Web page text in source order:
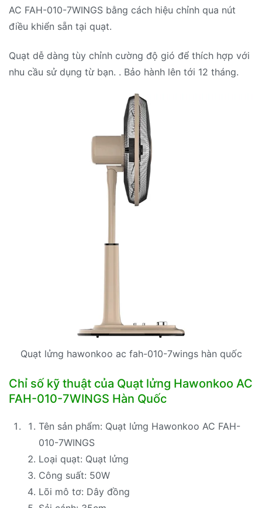
AC FAH-010-7WINGS bằng cách hiệu chỉnh qua nút
điều khiển sẵn tại quạt.
Quạt dễ dàng tùy chỉnh cường độ gió để thích hợp với
nhu cầu sử dụng từ bạn. . Bảo hành lên tới 12 tháng.
Quạt lửng hawonkoo ac fah-010-7wings hàn quốc
Chỉ số kỹ thuật của Quạt lửng Hawonkoo AC
FAH-010-7WINGS Hàn Quốc
Tên sản phẩm: Quạt lửng Hawonkoo AC FAH-
010-7WINGS
Loại quạt: Quạt lửng
Công suất: 50W
Lõi mô tơ: Dây đồng